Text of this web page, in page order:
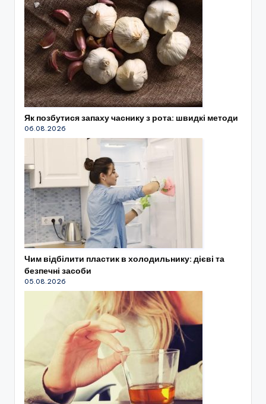
Як позбутися запаху часнику з рота: швидкі методи
06.08.2026
Чим відбілити пластик в холодильнику: дієві та
безпечні засоби
05.08.2026